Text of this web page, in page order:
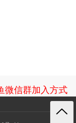
微信群加入方式